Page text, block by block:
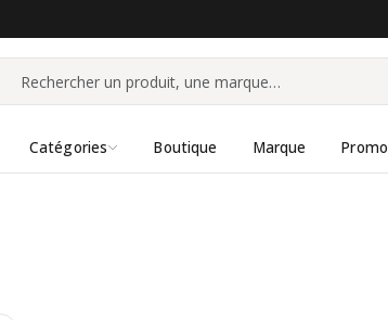
Catégories Boutique Marque Promo